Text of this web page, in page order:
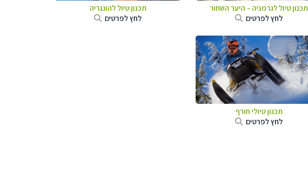
תכנון טיול לגרמניה – היער השחור
לחץ לפרטים
תכנון טיול להונגריה
לחץ לפרטים
תכנון טיולי חורף
לחץ לפרטים